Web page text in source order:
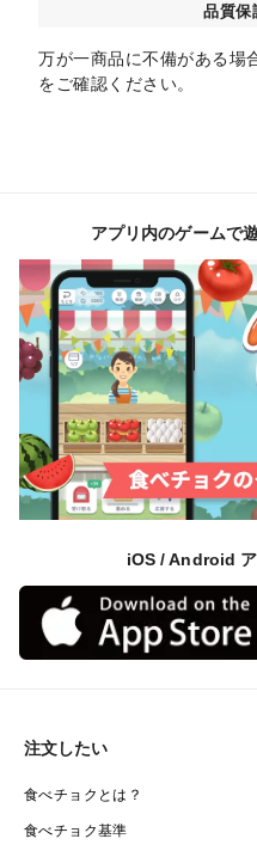
品質保
万が一商品に不備がある場
をご確認ください。
アプリ内のゲームで
iOS / Android
注文したい
食べチョクとは？
食べチョク基準